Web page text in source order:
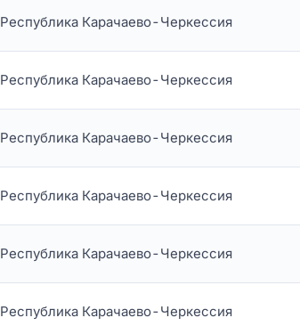
Республика Карачаево-Черкессия
Республика Карачаево-Черкессия
Республика Карачаево-Черкессия
Республика Карачаево-Черкессия
Республика Карачаево-Черкессия
Республика Карачаево-Черкессия